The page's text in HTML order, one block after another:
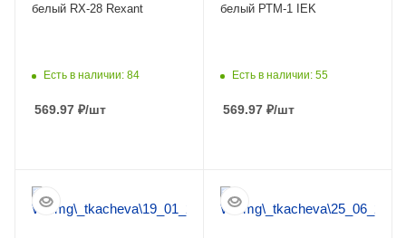
белый RX-28 Rexant
Есть в наличии: 84
569.97 ₽/шт
белый РТМ-1 IEK
Есть в наличии: 55
569.97 ₽/шт